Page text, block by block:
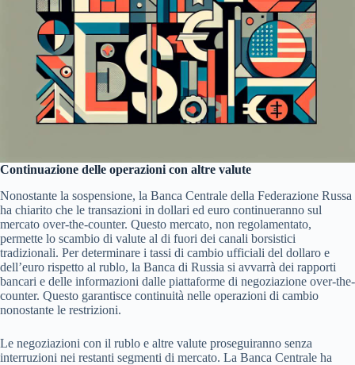
Continuazione delle operazioni con altre valute
Nonostante la sospensione, la Banca Centrale della Federazione Russa
ha chiarito che le transazioni in dollari ed euro continueranno sul
mercato over-the-counter. Questo mercato, non regolamentato,
permette lo scambio di valute al di fuori dei canali borsistici
tradizionali. Per determinare i tassi di cambio ufficiali del dollaro e
dell’euro rispetto al rublo, la Banca di Russia si avvarrà dei rapporti
bancari e delle informazioni dalle piattaforme di negoziazione over-the-
counter. Questo garantisce continuità nelle operazioni di cambio
nonostante le restrizioni.
Le negoziazioni con il rublo e altre valute proseguiranno senza
interruzioni nei restanti segmenti di mercato. La Banca Centrale ha